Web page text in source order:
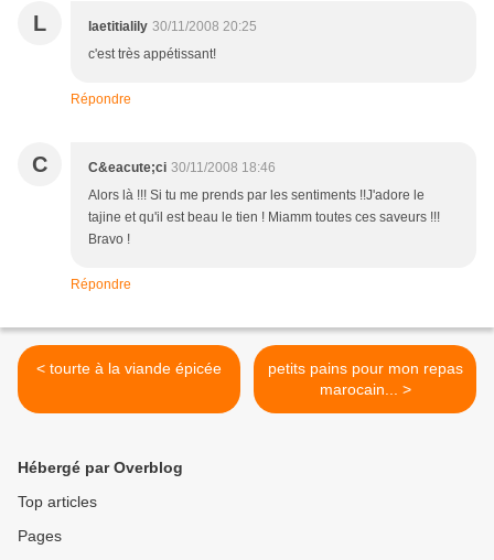
L laetitialily 30/11/2008 20:25
c'est très appétissant!
Répondre
C C&eacute;ci 30/11/2008 18:46
Alors là !!! Si tu me prends par les sentiments !!J'adore le
tajine et qu'il est beau le tien ! Miamm toutes ces saveurs !!!
Bravo !
Répondre
< tourte à la viande épicée
petits pains pour mon repas
marocain... >
Hébergé par Overblog
Top articles
Pages